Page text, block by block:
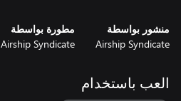
منشور بواسطة
Airship Syndicate
مطورة بواسطة
Airship Syndicate
العب باستخدام